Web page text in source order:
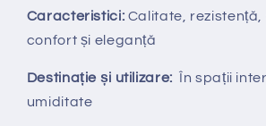
Caracteristici: Calitate, rezistență,
confort și eleganță
Destinație și utilizare: În spații
umiditate